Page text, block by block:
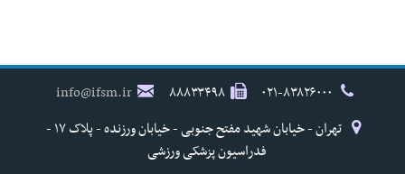
۸۸۸۳۳۴۹۸
info@ifsm.ir
تهران - خیابان شهید مفتح جنوبی - خیابان ورزنده - پلاک ۱۷ -
فدراسیون پزشکی ورزشی